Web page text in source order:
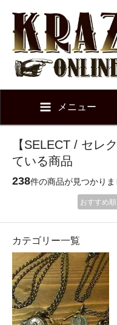
メニュー
【SELECT / セレ
ている商品
238件の商品が見つかりま
おすすめ順
カテゴリー一覧